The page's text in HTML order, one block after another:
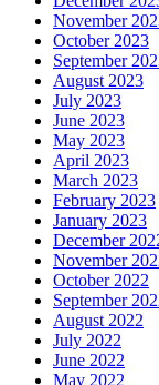
November
October 2023
September
August 2023
July 2023
June 2023
May 2023
April 2023
March 2023
February 2023
January 2023
December
November
October 2022
September
August 2022
July 2022
June 2022
May 2022